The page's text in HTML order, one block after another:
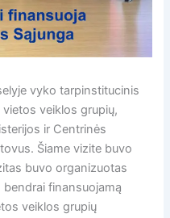
vyko tarpinstitucinis
veiklos grupių,
ir Centrinės
Šiame vizite buvo
buvo organizuotas
finansuojamą
veiklos grupių